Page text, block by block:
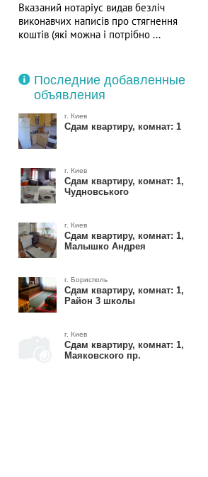
Вказаний нотаріус видав безліч
виконавчих написів про стягнення
коштів (які можна і потрібно ...
Последние добавленные
объявления
г. Киев
Сдам квартиру, комнат: 1
г. Киев
Сдам квартиру, комнат: 1,
Чудновського
г. Киев
Сдам квартиру, комнат: 1,
Малышко Андрея
г. Борисполь
Сдам квартиру, комнат: 1,
Район 3 школы
г. Киев
Сдам квартиру, комнат: 1,
Маяковского пр.